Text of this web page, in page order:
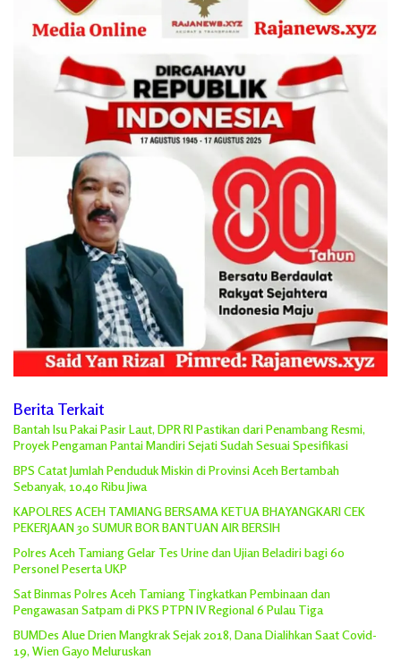
Berita Terkait
Bantah Isu Pakai Pasir Laut, DPR RI Pastikan dari Penambang Resmi,
Proyek Pengaman Pantai Mandiri Sejati Sudah Sesuai Spesifikasi
BPS Catat Jumlah Penduduk Miskin di Provinsi Aceh Bertambah
Sebanyak, 10,40 Ribu Jiwa
KAPOLRES ACEH TAMIANG BERSAMA KETUA BHAYANGKARI CEK
PEKERJAAN 30 SUMUR BOR BANTUAN AIR BERSIH
Polres Aceh Tamiang Gelar Tes Urine dan Ujian Beladiri bagi 60
Personel Peserta UKP
Sat Binmas Polres Aceh Tamiang Tingkatkan Pembinaan dan
Pengawasan Satpam di PKS PTPN IV Regional 6 Pulau Tiga
BUMDes Alue Drien Mangkrak Sejak 2018, Dana Dialihkan Saat Covid-
19, Wien Gayo Meluruskan